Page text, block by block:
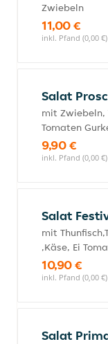
Zwiebeln
11,00 €
inkl. Pfand (0,00 €)
Salat
mit Zwiebeln,
Tomaten
9,90 €
inkl. Pfand (0,00 €)
Salat
mit
,Käse, Ei
10,90 €
inkl. Pfand (0,00 €)
Salat